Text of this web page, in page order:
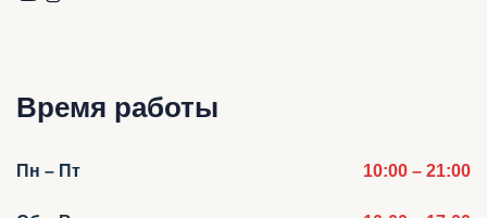
Время работы
Пн – Пт 10:00 – 21:00